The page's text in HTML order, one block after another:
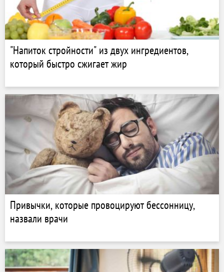
"Напиток стройности" из двух ингредиентов,
который быстро сжигает жир
Привычки, которые провоцируют бессонницу,
назвали врачи